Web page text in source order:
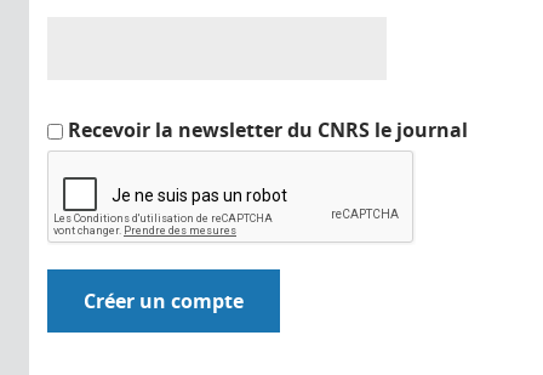
Recevoir la newsletter du CNRS le journal